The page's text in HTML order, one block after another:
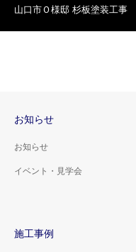
山口市Ｏ様邸 杉板塗装工事
お知らせ
お知らせ
イベント・見学会
施工事例